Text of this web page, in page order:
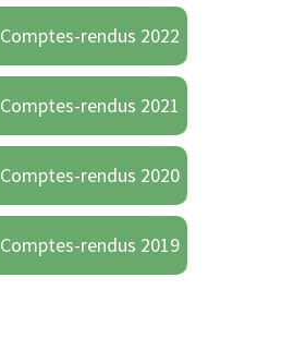
Comptes-rendus 2022
Comptes-rendus 2021
Comptes-rendus 2020
Comptes-rendus 2019